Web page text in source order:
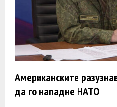
Американските
да го нападне НАТО